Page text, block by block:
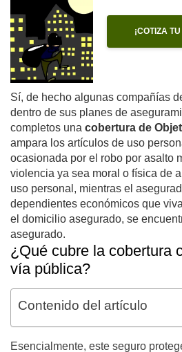
¡COTIZA
Sí, de hecho algunas compañías
dentro de sus planes de
completos una cobertura de
ampara los artículos de uso
ocasionada por el robo por asalto
violencia ya sea moral o física de
uso personal, mientras el
dependientes económicos que
el domicilio asegurado, se
asegurado.
¿Qué cubre la cobertura
vía pública?
Contenido del artículo
Esencialmente, este seguro